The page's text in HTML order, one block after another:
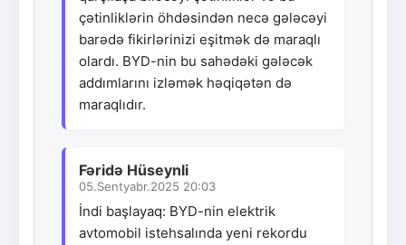
çətinliklərin öhdəsindən necə gələcəyi
barədə fikirlərinizi eşitmək də maraqlı
olardı. BYD-nin bu sahədəki gələcək
addımlarını izləmək həqiqətən də
maraqlıdır.
Fəridə Hüseynli
05.Sentyabr.2025 20:03
İndi başlayaq: BYD-nin elektrik
avtomobil istehsalında yeni rekordu